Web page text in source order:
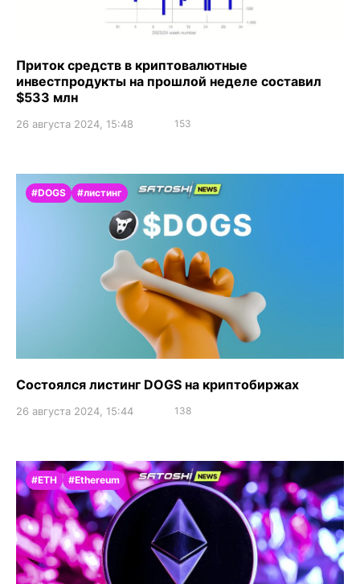
Приток средств в криптовалютные
инвестпродукты на прошлой неделе составил
$533 млн
26 августа 2024, 15:48 153
#DOGS #листинг
Состоялся листинг DOGS на криптобиржах
26 августа 2024, 15:44 138
#ETH #Ethereum